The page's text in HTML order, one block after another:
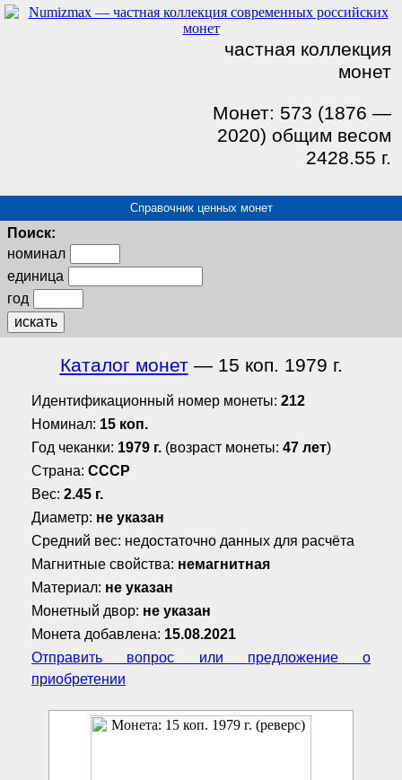
частная коллекция
монет
Монет: 573 (1876 —
2020) общим весом
2428.55 г.
Справочник ценных монет
Поиск:
номинал
единица
год
искать
Каталог монет— 15 коп. 1979 г.
Идентификационный номер монеты: 212
Номинал: 15 коп.
Год чеканки: 1979 г. (возраст монеты: 47 лет)
Страна: СССР
Вес: 2.45 г.
Диаметр: не указан
Средний вес: недостаточно данных для расчёта
Магнитные свойства: немагнитная
Материал: не указан
Монетный двор: не указан
Монета добавлена: 15.08.2021
Отправить вопрос или предложение о
приобретении